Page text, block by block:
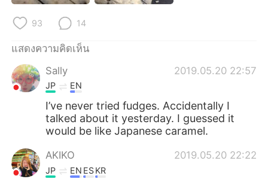
93 14
แสดงความคิดเห็น
Sally
2019.05.20 22:57
JP EN
I’ve never tried fudges. Accidentally I
talked about it yesterday. I guessed it
would be like Japanese caramel.
AKIKO 2019.05.20 22:22
JP EN ESKR